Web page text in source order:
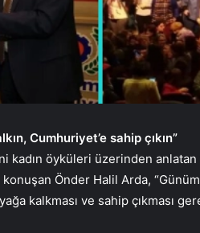
Cumhuriyet’e sahip çıkın”
kadın öyküleri üzerinden
Önder Halil Arda,
kalkması ve sahip çıkması